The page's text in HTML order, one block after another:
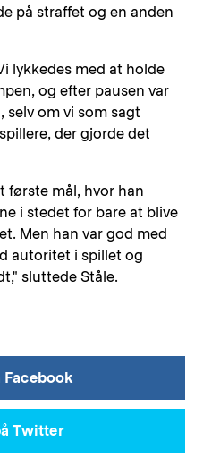
på straffet og en anden
lykkedes med at holde
og efter pausen var
selv om vi som sagt
der gjorde det
første mål, hvor han
i stedet for bare at blive
Men han var god med
autoritet i spillet og
sluttede Ståle.
Facebook
Twitter